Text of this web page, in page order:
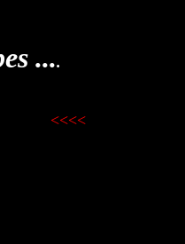
....
<<<<